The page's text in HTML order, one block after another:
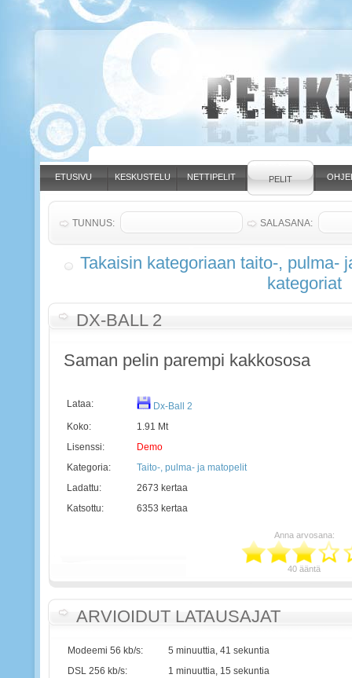
ETUSIVU KESKUSTELU NETTIPELIT PELIT
Takaisin kategoriaan taito-, pulma-
kategoriat
DX-BALL 2
Saman pelin parempi kakkososa
Lataa:
Dx-Ball 2
Koko:
1.91 Mt
Lisenssi:
Demo
Kategoria:
Taito-, pulma- ja matopelit
Ladattu:
2673 kertaa
Katsottu:
6353 kertaa
Anna arvosana:
40 ääntä
ARVIOIDUT LATAUSAJAT
Modeemi 56 kb/s:
5 minuuttia, 41 sekuntia
DSL 256 kb/s:
1 minuuttia, 15 sekuntia
TUNNUS: SALASANA: